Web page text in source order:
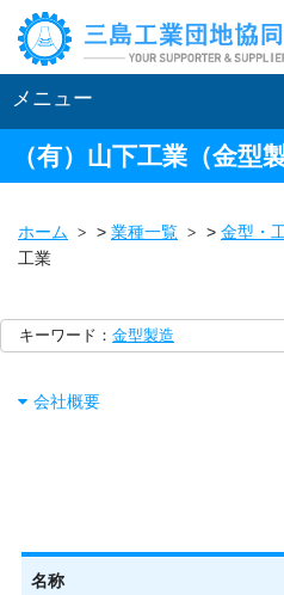
メニュー
（有）山下工業 （金型
ホーム > 業種一覧 > 金型・
工業
キーワード： 金型製造
会社概要
名称